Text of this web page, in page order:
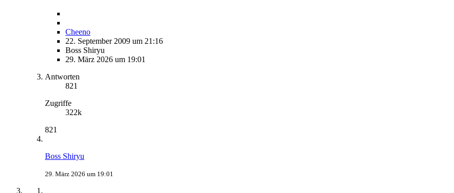
Cheeno
22. September 2009 um 21:16
Boss Shiryu
29. März 2026 um 19:01
Antworten
821
Zugriffe
322k
821
Boss Shiryu
29. März 2026 um 19:01